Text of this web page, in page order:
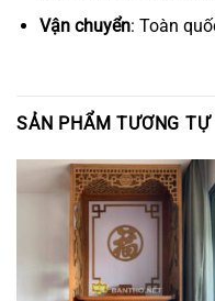
Vận chuyển: Toàn
SẢN PHẨM TƯƠNG TỰ